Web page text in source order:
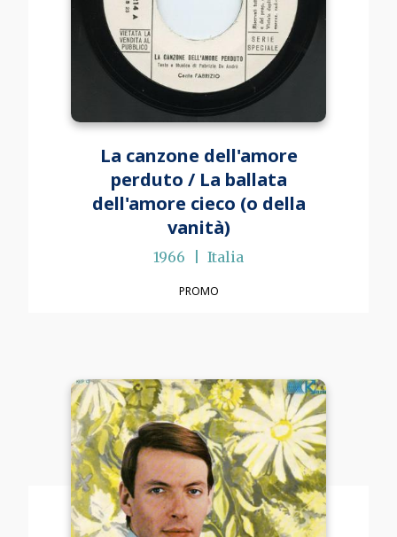
La canzone dell'amore
perduto / La ballata
dell'amore cieco (o della
vanità)
1966 Italia
PROMO